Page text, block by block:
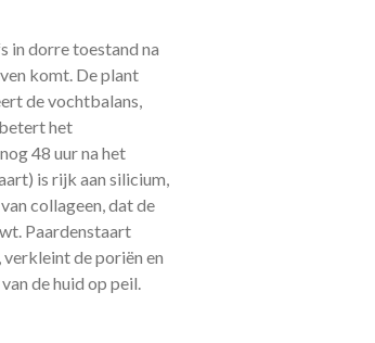
in dorre toestand na
komt. De plant
de vochtbalans,
het
48 uur na het
is rijk aan silicium,
collageen, dat de
Paardenstaart
de poriën en
de huid op peil.